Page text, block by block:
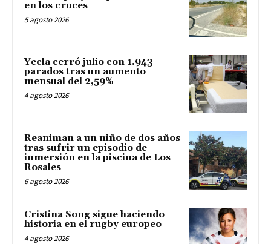
en los cruces
5 agosto 2026
Yecla cerró julio con 1.943
parados tras un aumento
mensual del 2,59%
4 agosto 2026
Reaniman a un niño de dos años
tras sufrir un episodio de
inmersión en la piscina de Los
Rosales
6 agosto 2026
Cristina Song sigue haciendo
historia en el rugby europeo
4 agosto 2026